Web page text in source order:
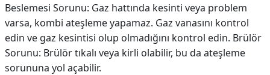
Beslemesi Sorunu: Gaz hattında kesinti veya problem
varsa, kombi ateşleme yapamaz. Gaz vanasını kontrol
edin ve gaz kesintisi olup olmadığını kontrol edin. Brülör
Sorunu: Brülör tıkalı veya kirli olabilir, bu da ateşleme
sorununa yol açabilir.